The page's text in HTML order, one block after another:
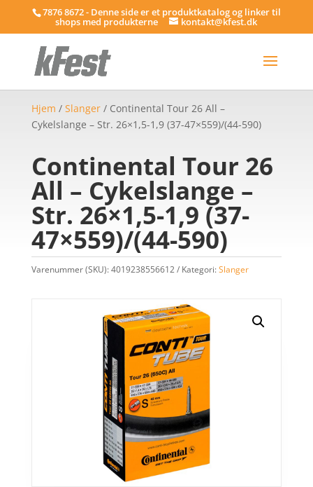
7876 8672 - Denne side er et produktkatalog og linker til
shops med produkterne kontakt@kfest.dk
Hjem / Slanger/ Continental Tour 26 All –
Cykelslange – Str. 26×1,5-1,9 (37-47×559)/(44-590)
Continental Tour 26
All – Cykelslange –
Str. 26×1,5-1,9 (37-
47×559)/(44-590)
Varenummer (SKU):4019238556612 Kategori:Slanger